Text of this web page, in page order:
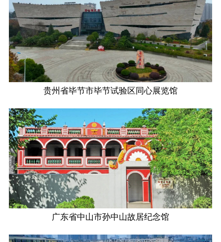
贵州省毕节市毕节试验区同心展览馆
广东省中山市孙中山故居纪念馆